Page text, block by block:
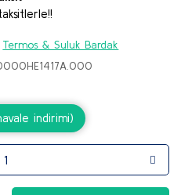
Termos & Suluk Bardak
indirimi)